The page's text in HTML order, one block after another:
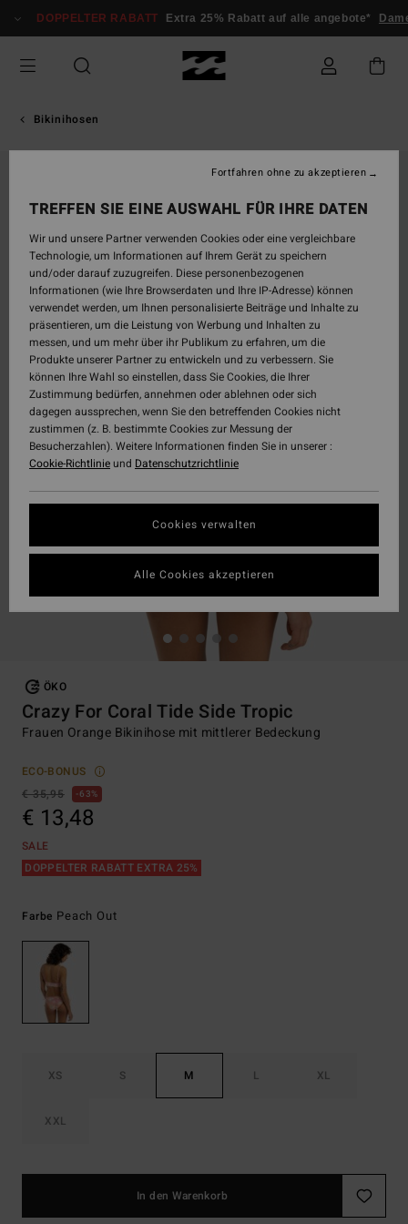
zur
springen
DOPPELTER RABATT Extra 25% Rabatt auf alle angebote*
Bikinihosen
ÖKO
Crazy For Coral Tide Side Tropic
Frauen Orange Bikinihose mit mittlerer Bedeckung
ECO-BONUS
€ 35,95
63%
€ 13,48
SALE
DOPPELTER RABATT EXTRA 25%
Farbe Peach Out
XS S M L XL
XXL
In den Warenkorb
TREFFEN SIE EINE AUSWAHL FÜR IHRE DATEN
Wir und unsere Partner verwenden Cookies oder eine vergleichbare
Technologie, um Informationen auf Ihrem Gerät zu speichern
und/oder darauf zuzugreifen. Diese personenbezogenen
Informationen (wie Ihre Browserdaten und Ihre IP-Adresse) können
verwendet werden, um Ihnen personalisierte Beiträge und Inhalte zu
präsentieren, um die Leistung von Werbung und Inhalten zu
messen, und um mehr über ihr Publikum zu erfahren, um die
Produkte unserer Partner zu entwickeln und zu verbessern. Sie
können Ihre Wahl so einstellen, dass Sie Cookies, die Ihrer
Zustimmung bedürfen, annehmen oder ablehnen oder sich
dagegen aussprechen, wenn Sie den betreffenden Cookies nicht
zustimmen (z. B. bestimmte Cookies zur Messung der
Besucherzahlen). Weitere Informationen finden Sie in unserer :
Cookie-Richtlinieund Datenschutzrichtlinie
Cookies verwalten
Fortfahren ohne zu akzeptieren
Alle Cookies akzeptieren